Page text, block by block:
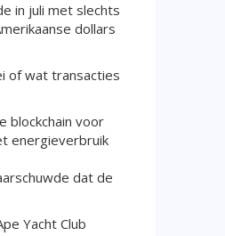
in juli met slechts
dollars
of wat transacties
blockchain voor
energieverbruik
dat de
Yacht Club